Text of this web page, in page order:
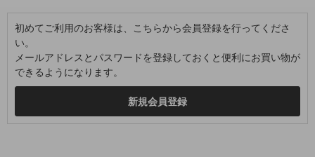
初めてご利用のお客様は、こちらから会員登録を行ってくださ
い。
メールアドレスとパスワードを登録しておくと便利にお買い物が
できるようになります。